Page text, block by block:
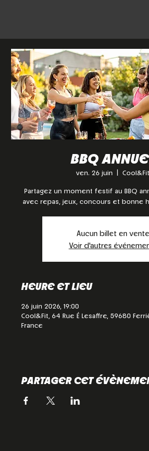
BBQ
ven. 26 juin
  |
Cool&Fit
Partagez un moment festif au BBQ
avec repas, jeux, concours et bonne
Aucun billet en vente
Voir d'autres
HEURE ET LIEU
26 juin 2026, 19:00
Cool&Fit, 64 Rue É Lesaffre, 59680
France
PARTAGER CET